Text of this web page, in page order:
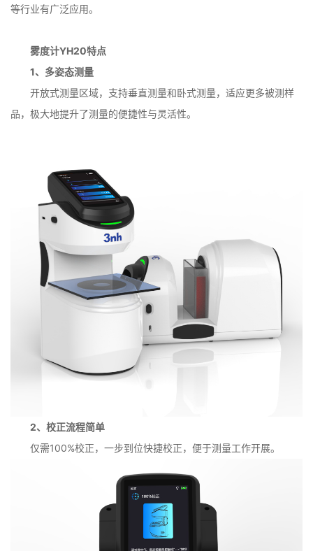
等行业有广泛应用。
雾度计YH20特点
1、多姿态测量
开放式测量区域，支持垂直测量和卧式测量，适应更多被测样
品，极大地提升了测量的便捷性与灵活性。
2、校正流程简单
仅需100%校正，一步到位快捷校正，便于测量工作开展。